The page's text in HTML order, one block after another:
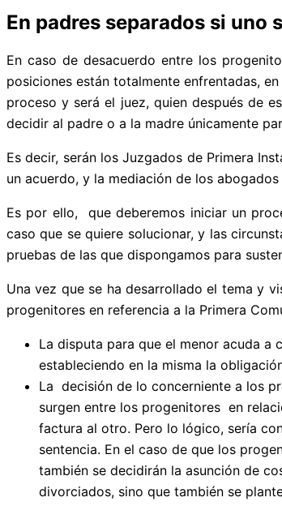
En padres separados si uno
En caso de desacuerdo entre los
posiciones están totalmente enfrentadas,
proceso y será el juez, quien después de
decidir al padre o a la madre únicamente
Es decir, serán los Juzgados de Primera
un acuerdo, y la mediación de los
Es por ello, que deberemos iniciar un
caso que se quiere solucionar, y las
pruebas de las que dispongamos para
Una vez que se ha desarrollado el tema y
progenitores en referencia a la Primera
La disputa para que el menor acuda a
estableciendo en la misma la
La decisión de lo concerniente a los
surgen entre los progenitores en
factura al otro. Pero lo lógico, sería
sentencia. En el caso de que los
también se decidirán la asunción de
divorciados, sino que también se